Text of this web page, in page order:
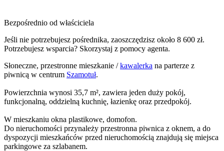
Bezpośrednio od właściciela
Jeśli nie potrzebujesz pośrednika, zaoszczędzisz około 8 600 zł.
Potrzebujesz wsparcia? Skorzystaj z pomocy agenta.
Słoneczne, przestronne mieszkanie /kawalerka na parterze z
piwnicą w centrum Szamotuł.
Powierzchnia wynosi 35,7 m², zawiera jeden duży pokój,
funkcjonalną, oddzielną kuchnię, łazienkę oraz przedpokój.
W mieszkaniu okna plastikowe, domofon.
Do nieruchomości przynależy przestronna piwnica z oknem, a do
dyspozycji mieszkańców przed nieruchomością znajdują się miejsca
parkingowe za szlabanem.